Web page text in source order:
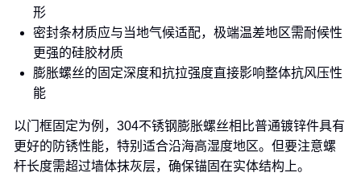
形
密封条材质应与当地气候适配，极端温差地区需耐候性
更强的硅胶材质
膨胀螺丝的固定深度和抗拉强度直接影响整体抗风压性
能
以门框固定为例，304不锈钢膨胀螺丝相比普通镀锌件具有
更好的防锈性能，特别适合沿海高湿度地区。但要注意螺
杆长度需超过墙体抹灰层，确保锚固在实体结构上。